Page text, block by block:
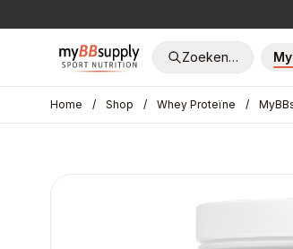
Zoeken…
Home / Shop / Whey Proteïne /